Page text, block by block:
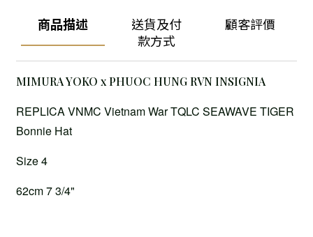
商品描述
送貨及付
款方式
顧客評價
MIMURA YOKO x PHUOC HUNG RVN INSIGNIA
REPLICA VNMC Vietnam War TQLC SEAWAVE TIGER
Bonnie Hat
Size 4
62cm 7 3/4"